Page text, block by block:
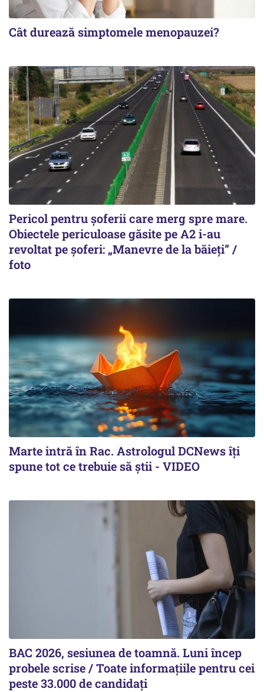
Cât durează simptomele menopauzei?
Pericol pentru șoferii care merg spre mare.
Obiectele periculoase găsite pe A2 i-au
revoltat pe șoferi: „Manevre de la băieți” /
foto
Marte intră în Rac. Astrologul DCNews îți
spune tot ce trebuie să știi - VIDEO
BAC 2026, sesiunea de toamnă. Luni încep
probele scrise / Toate informațiile pentru cei
peste 33.000 de candidați